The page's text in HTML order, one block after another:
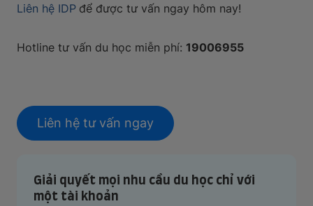
Liên hệ IDP để được tư vấn ngay hôm nay!
Hotline tư vấn du học miễn phí: 19006955
Liên hệ tư vấn ngay
Giải quyết mọi nhu cầu du học chỉ với
một tài khoản